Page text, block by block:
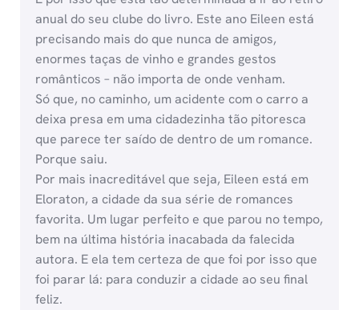
anual do seu clube do livro. Este ano Eileen está
precisando mais do que nunca de amigos,
enormes taças de vinho e grandes gestos
românticos – não importa de onde venham.
Só que, no caminho, um acidente com o carro a
deixa presa em uma cidadezinha tão pitoresca
que parece ter saído de dentro de um romance.
Porque saiu.
Por mais inacreditável que seja, Eileen está em
Eloraton, a cidade da sua série de romances
favorita. Um lugar perfeito e que parou no tempo,
bem na última história inacabada da falecida
autora. E ela tem certeza de que foi por isso que
foi parar lá: para conduzir a cidade ao seu final
feliz.